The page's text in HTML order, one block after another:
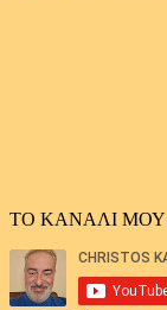
ΤΟ ΚΑΝΑΛΙ ΜΟΥ